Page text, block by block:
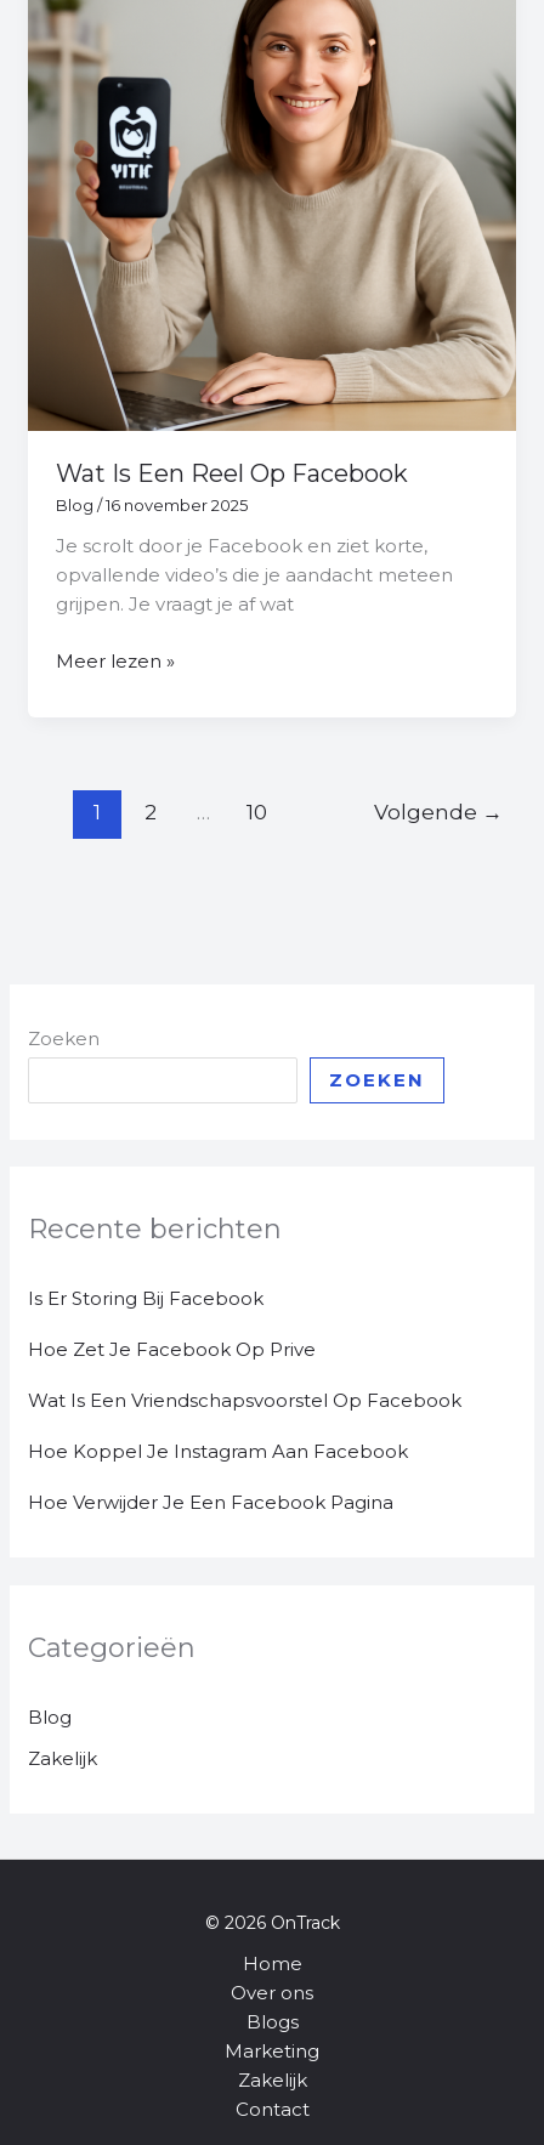
Wat Is Een Reel Op Facebook
Blog /16 november 2025
Je scrolt door je Facebook en ziet korte,
opvallende video’s die je aandacht meteen
grijpen. Je vraagt je af wat
Een
Reel
Op
Facebook
Meer lezen »
1 2 … 10 Volgende →
Zoeken
ZOEKEN
Recente berichten
Is Er Storing Bij Facebook
Hoe Zet Je Facebook Op Prive
Wat Is Een Vriendschapsvoorstel Op Facebook
Hoe Koppel Je Instagram Aan Facebook
Hoe Verwijder Je Een Facebook Pagina
Categorieën
Blog
Zakelijk
© 2026 OnTrack
Home
Over ons
Blogs
Marketing
Zakelijk
Contact